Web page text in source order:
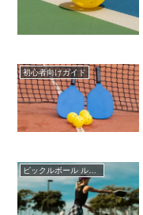
初心者向けガイド
ピックルボール ルール